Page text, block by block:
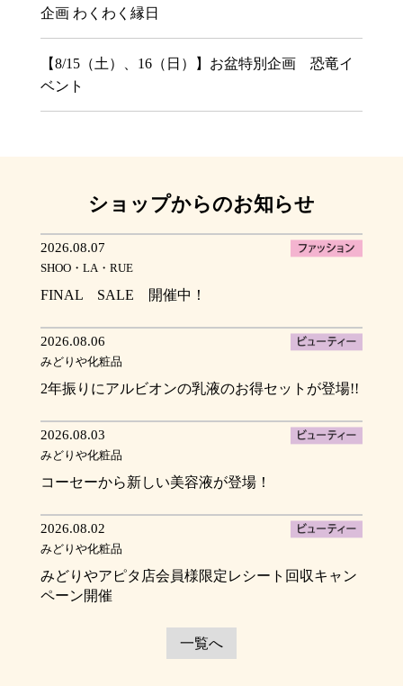
企画 わくわく縁日
【8/15（土）、16（日）】お盆特別企画 恐竜イ
ベント
ショップからのお知らせ
2026.08.07
SHOO・LA・RUE
FINAL SALE 開催中！
2026.08.06
みどりや化粧品
2年振りにアルビオンの乳液のお得セットが登場!!
2026.08.03
みどりや化粧品
コーセーから新しい美容液が登場！
2026.08.02
みどりや化粧品
みどりやアピタ店会員様限定レシート回収キャン
ペーン開催
一覧へ